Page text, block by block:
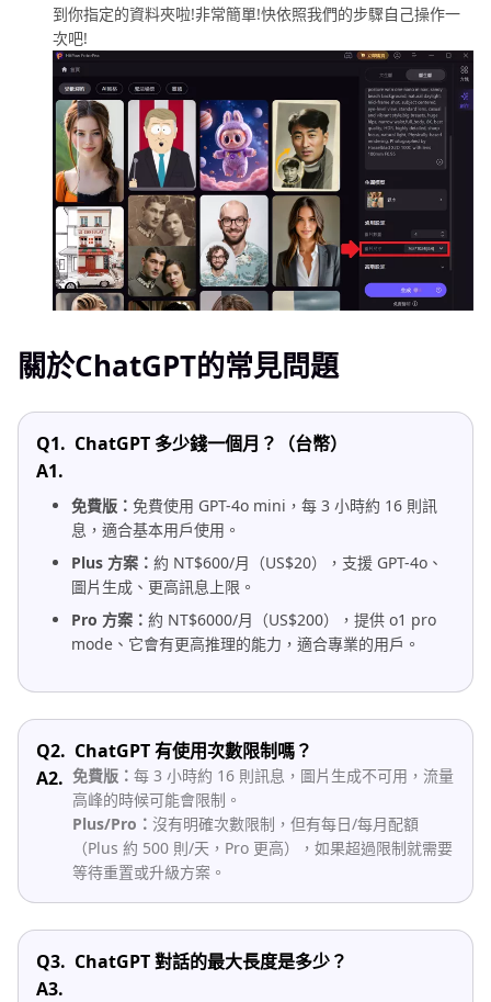
到你指定的資料夾啦!非常簡單!快依照我們的步驟自己操作一
次吧!
關於ChatGPT的常見問題
Q1. ChatGPT 多少錢一個月？（台幣）
A1.
免費版： 免費使用 GPT-4o mini，每 3 小時約 16 則訊
息，適合基本用戶使用。
Plus 方案： 約 NT$600/月（US$20），支援 GPT-4o、
圖片生成、更高訊息上限。
Pro 方案： 約 NT$6000/月（US$200），提供 o1 pro
mode、它會有更高推理的能力，適合專業的用戶。
Q2. ChatGPT 有使用次數限制嗎？
A2. 免費版： 每 3 小時約 16 則訊息，圖片生成不可用，流量
高峰的時候可能會限制。
Plus/Pro： 沒有明確次數限制，但有每日/每月配額
（Plus 約 500 則/天，Pro 更高），如果超過限制就需要
等待重置或升級方案。
Q3. ChatGPT 對話的最大長度是多少？
A3.